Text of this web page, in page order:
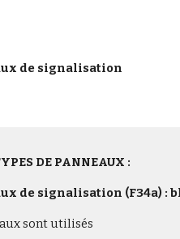
de signalisation
DE PANNEAUX :
de signalisation (F34a) :
sont utilisés